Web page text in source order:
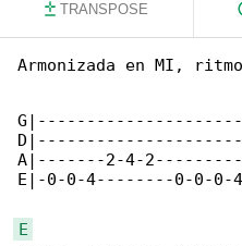
TRANSPOSE
Armonizada en MI,
A|-------2-4-
E|-0-0-4--------0-0-
E